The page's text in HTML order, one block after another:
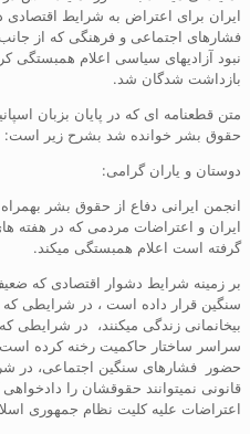
ایران برای اعتراض به شرایط اقتصادی
فشارهای اجتماعی و فرهنگی که از
نبود آزادیهای سیاسی اعلام همبستگی
بازداشت شدگان شد.
متن قطعنامه ای که در پایان بزبان
حقوق بشر خوانده شد بشرح زیر است:
دوستان و یاران گرامی:
انجمن ایرانی دفاع از حقوق بشر بهمراه
ایران و اعتراضات مردمی که در هفته
گرفته است اعلام همبستگی میکند.
بر زمینه شرایط دشوار اقتصادی که
بیخانمانی زندگی میکنند، در شرایطی
سراسر ساختار حاکمیت رخنه کرده
حضور فشارهای سنگین اجتماعی، در
اعتراضات علیه کلیت نظام جمهوری